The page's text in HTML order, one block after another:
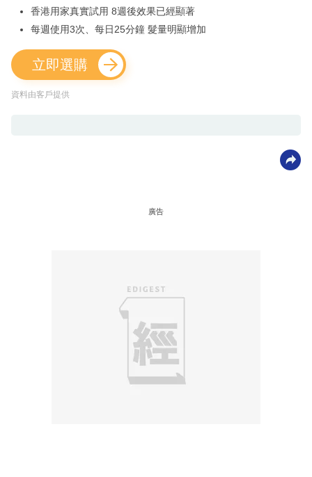
香港用家真實試用 8週後效果已經顯著
每週使用3次、每日25分鐘 髮量明顯增加
立即選購
資料由客戶提供
廣告